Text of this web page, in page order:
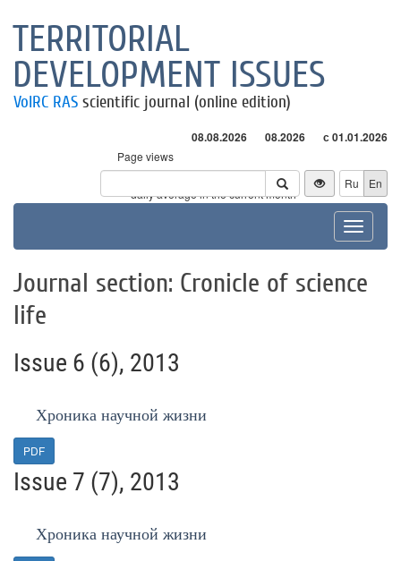
TERRITORIAL
DEVELOPMENT ISSUES
VolRC RAS scientific journal (online edition)
08.08.2026 08.2026 с 01.01.2026
Page views
Visitors
* - daily average in the current month
Ru En
Toggle
Journal section: Cronicle of science
life
Issue 6 (6), 2013
Хроника научной жизни
PDF
Issue 7 (7), 2013
Хроника научной жизни